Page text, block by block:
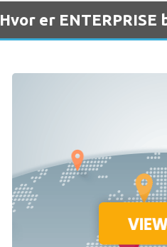
Hvor er